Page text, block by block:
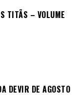
TITÃS – VOLUME
DEVIR DE AGOSTO